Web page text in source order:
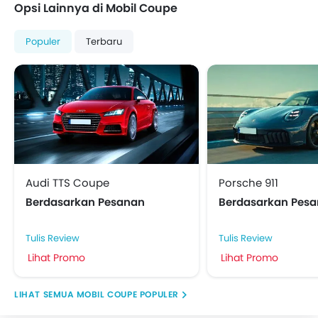
Opsi Lainnya di Mobil Coupe
Populer Terbaru
Audi TTS Coupe
Berdasarkan Pesanan
Tulis Review
Lihat Promo
Porsche 911
Berdasarkan
Tulis Review
Lihat Promo
MOBIL COUPE POPULER